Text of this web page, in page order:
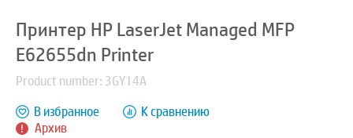
Принтер HP LaserJet Managed MFP
E62655dn Printer
Product number: 3GY14A
Архив
В избранное К сравнению